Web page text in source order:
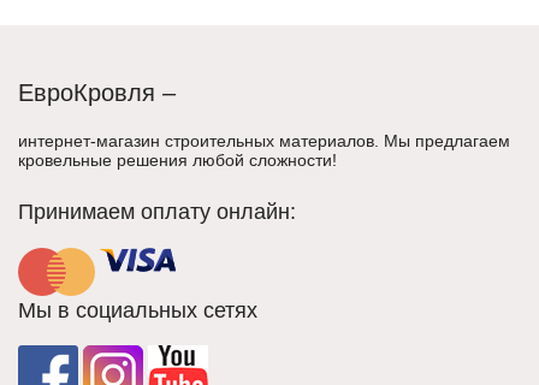
ЕвроКровля –
интернет-магазин строительных материалов. Мы предлагаем
кровельные решения любой сложности!
Принимаем оплату онлайн:
Мы в социальных сетях